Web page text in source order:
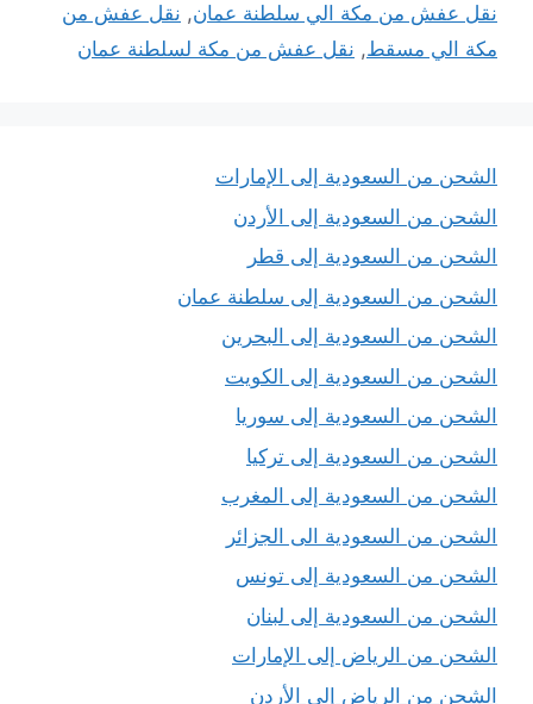
نقل عفش من مكة الي سلطنة عمان, نقل عفش من
مكة الي مسقط, نقل عفش من مكة لسلطنة عمان
الشحن من السعودية إلى الإمارات
الشحن من السعودية إلى الأردن
الشحن من السعودية إلى قطر
الشحن من السعودية إلى سلطنة عمان
الشحن من السعودية إلى البحرين
الشحن من السعودية إلى الكويت
الشحن من السعودية إلى سوريا
الشحن من السعودية إلى تركيا
الشحن من السعودية إلى المغرب
الشحن من السعودية الى الجزائر
الشحن من السعودية إلى تونس
الشحن من السعودية إلى لبنان
الشحن من الرياض إلى الإمارات
الشحن من الرياض إلى الأردن